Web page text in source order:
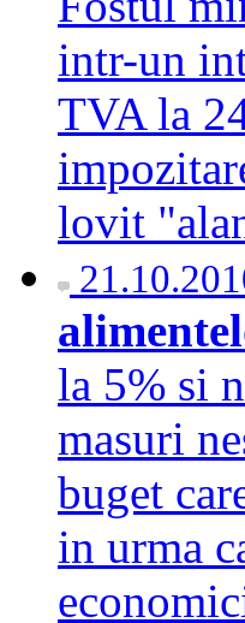
intr-un
TVA la
lovit
la 5% si
masuri
buget
in urma